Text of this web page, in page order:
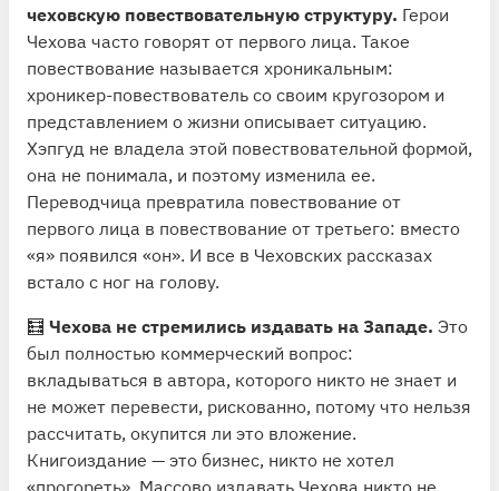
чеховскую повествовательную структуру. Герои
Чехова часто говорят от первого лица. Такое
повествование называется хроникальным:
хроникер-повествователь со своим кругозором и
представлением о жизни описывает ситуацию.
Хэпгуд не владела этой повествовательной формой,
она не понимала, и поэтому изменила ее.
Переводчица превратила повествование от
первого лица в повествование от третьего: вместо
«я» появился «он». И все в Чеховских рассказах
встало с ног на голову.
🧮 Чехова не стремились издавать на Западе. Это
был полностью коммерческий вопрос:
вкладываться в автора, которого никто не знает и
не может перевести, рискованно, потому что нельзя
рассчитать, окупится ли это вложение.
Книгоиздание — это бизнес, никто не хотел
«прогореть». Массово издавать Чехова никто не